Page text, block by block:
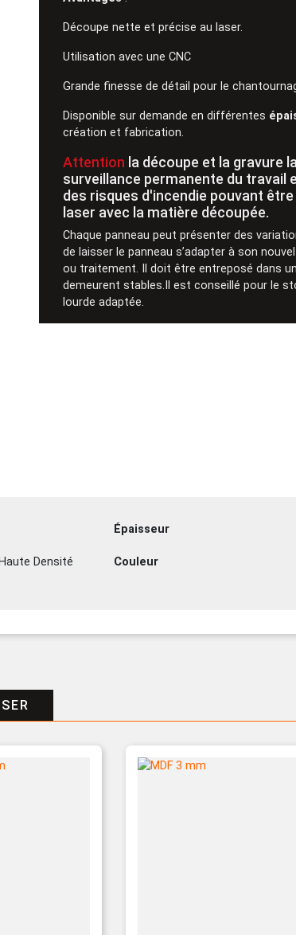
Découpe nette et précise au laser.
Utilisation avec une CNC
Grande finesse de détail pour le
Disponible sur demande en différentes
création et fabrication.
Attention la découpe et la gravure
surveillance permanente du travail
des risques d'incendie pouvant
laser avec la matière découpée.
Chaque panneau peut présenter des
de laisser le panneau s’adapter à son
ou traitement. Il doit être entreposé dans
demeurent stables.Il est conseillé pour le
lourde adaptée.
Épaisseur
Densité Couleur